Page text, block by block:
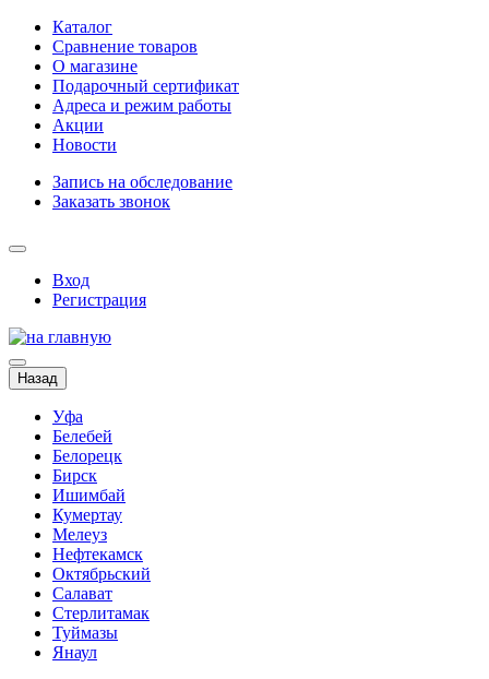
Каталог
Сравнение товаров
О магазине
Подарочный сертификат
Адреса и режим работы
Акции
Новости
Запись на обследование
Заказать звонок
Вход
Регистрация
Назад
Уфа
Белебей
Белорецк
Бирск
Ишимбай
Кумертау
Мелеуз
Нефтекамск
Октябрьский
Салават
Стерлитамак
Туймазы
Янаул